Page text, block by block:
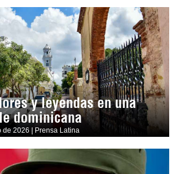
y leyendas en una
dominicana
de 2026 | Prensa Latina